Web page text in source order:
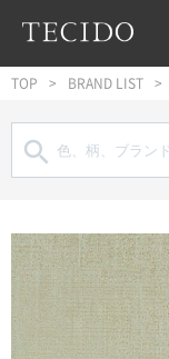
フッタ
TOP BRAND LIST
